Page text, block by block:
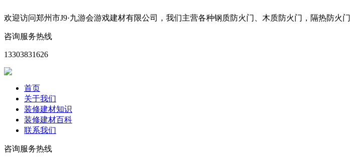
欢迎访问郑州市J9·九游会游戏建材有限公司，我们主营各种钢质防火门、木质防火门，隔热防
咨询服务热线
13303831626
首页
关于我们
装修建材知识
装修建材百科
联系我们
咨询服务热线